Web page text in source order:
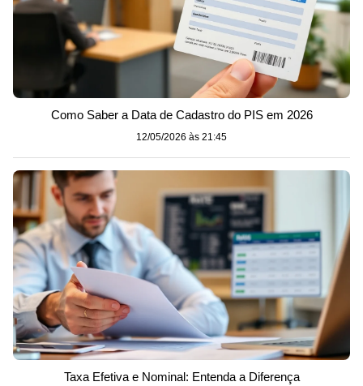
Como Saber a Data de Cadastro do PIS em 2026
12/05/2026 às 21:45
Taxa Efetiva e Nominal: Entenda a Diferença